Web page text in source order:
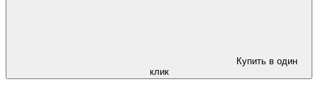
Купить в один
клик